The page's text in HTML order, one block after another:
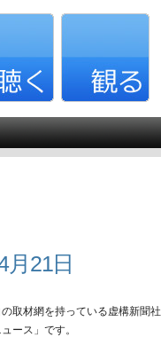
21日
取材網を持っている虚構新聞社
ース」です。